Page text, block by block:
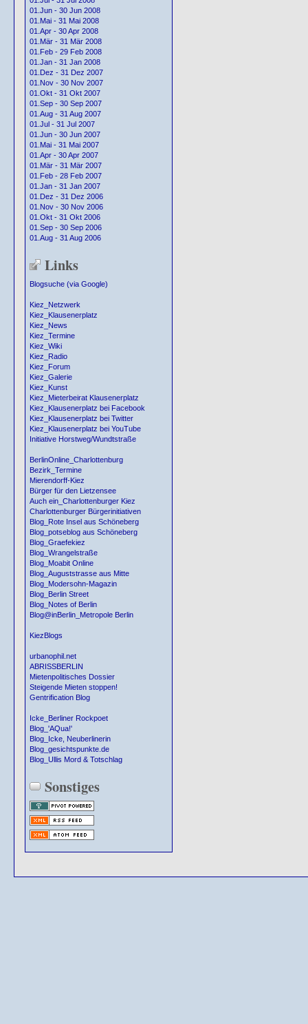
01.Jun - 30 Jun 2008
01.Mai - 31 Mai 2008
01.Apr - 30 Apr 2008
01.Mär - 31 Mär 2008
01.Feb - 29 Feb 2008
01.Jan - 31 Jan 2008
01.Dez - 31 Dez 2007
01.Nov - 30 Nov 2007
01.Okt - 31 Okt 2007
01.Sep - 30 Sep 2007
01.Aug - 31 Aug 2007
01.Jul - 31 Jul 2007
01.Jun - 30 Jun 2007
01.Mai - 31 Mai 2007
01.Apr - 30 Apr 2007
01.Mär - 31 Mär 2007
01.Feb - 28 Feb 2007
01.Jan - 31 Jan 2007
01.Dez - 31 Dez 2006
01.Nov - 30 Nov 2006
01.Okt - 31 Okt 2006
01.Sep - 30 Sep 2006
01.Aug - 31 Aug 2006
Links
Blogsuche (via Google)
Kiez_Netzwerk
Kiez_Klausenerplatz
Kiez_News
Kiez_Termine
Kiez_Wiki
Kiez_Radio
Kiez_Forum
Kiez_Galerie
Kiez_Kunst
Kiez_Mieterbeirat Klausenerplatz
Kiez_Klausenerplatz bei Facebook
Kiez_Klausenerplatz bei Twitter
Kiez_Klausenerplatz bei YouTube
Initiative Horstweg/Wundtstraße
BerlinOnline_Charlottenburg
Bezirk_Termine
Mierendorff-Kiez
Bürger für den Lietzensee
Auch ein_Charlottenburger Kiez
Charlottenburger Bürgerinitiativen
Blog_Rote Insel aus Schöneberg
Blog_potseblog aus Schöneberg
Blog_Graefekiez
Blog_Wrangelstraße
Blog_Moabit Online
Blog_Auguststrasse aus Mitte
Blog_Modersohn-Magazin
Blog_Berlin Street
Blog_Notes of Berlin
Blog@inBerlin_Metropole Berlin
KiezBlogs
urbanophil.net
ABRISSBERLIN
Mietenpolitisches Dossier
Steigende Mieten stoppen!
Gentrification Blog
Icke_Berliner Rockpoet
Blog_'AQua!'
Blog_Icke, Neuberlinerin
Blog_gesichtspunkte.de
Blog_Ullis Mord & Totschlag
Sonstiges